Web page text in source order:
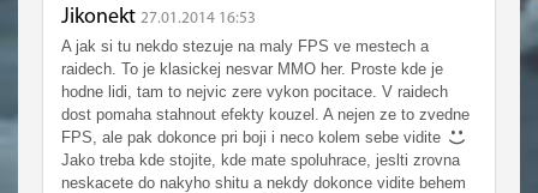
Jikonekt 27.01.2014 16:53
A jak si tu nekdo stezuje na maly FPS ve mestech a
raidech. To je klasickej nesvar MMO her. Proste kde je
hodne lidi, tam to nejvic zere vykon pocitace. V raidech
dost pomaha stahnout efekty kouzel. A nejen ze to zvedne
FPS, ale pak dokonce pri boji i neco kolem sebe vidite
Jako treba kde stojite, kde mate spoluhrace, jeslti zrovna
neskacete do nakyho shitu a nekdy dokonce vidite behem